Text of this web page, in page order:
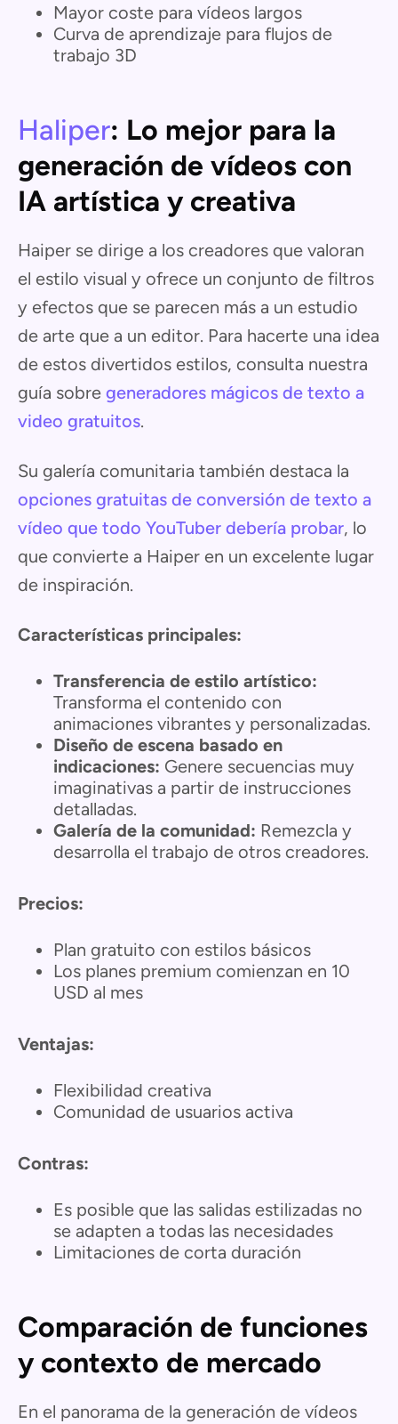
Mayor coste para vídeos largos
Curva de aprendizaje para flujos de
trabajo 3D
Haliper: Lo mejor para la
generación de vídeos con
IA artística y creativa
Haiper se dirige a los creadores que valoran
el estilo visual y ofrece un conjunto de filtros
y efectos que se parecen más a un estudio
de arte que a un editor. Para hacerte una idea
de estos divertidos estilos, consulta nuestra
guía sobre generadores mágicos de texto a
video gratuitos.
Su galería comunitaria también destaca la
opciones gratuitas de conversión de texto a
vídeo que todo YouTuber debería probar, lo
que convierte a Haiper en un excelente lugar
de inspiración.
Características principales:
Transferencia de estilo artístico:
Transforma el contenido con
animaciones vibrantes y personalizadas.
Diseño de escena basado en
indicaciones: Genere secuencias muy
imaginativas a partir de instrucciones
detalladas.
Galería de la comunidad: Remezcla y
desarrolla el trabajo de otros creadores.
Precios:
Plan gratuito con estilos básicos
Los planes premium comienzan en 10
USD al mes
Ventajas:
Flexibilidad creativa
Comunidad de usuarios activa
Contras:
Es posible que las salidas estilizadas no
se adapten a todas las necesidades
Limitaciones de corta duración
Comparación de funciones
y contexto de mercado
En el panorama de la generación de vídeos